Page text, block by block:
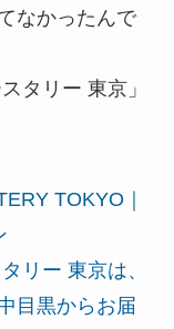
なかったんで
タリー 東京」
TOKYO｜
リー 東京は、
目黒からお届